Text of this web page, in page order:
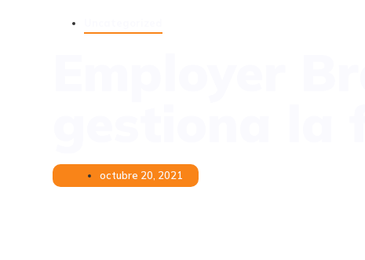
octubre 20, 2021